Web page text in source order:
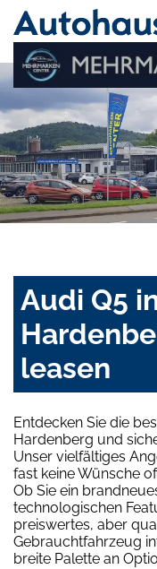
Audi Q5
leasen
Entdecken Sie die
Hardenberg und
Unser vielfältiges
fast keine Wünsche
Ob Sie ein
technologischen
preiswertes, aber
Gebrauchtfahrzeug
breite Palette an